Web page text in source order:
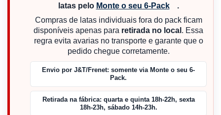
latas pelo Monte o seu 6-Pack
.
Compras de latas individuais fora do pack ficam
disponíveis apenas para retirada no local . Essa
regra evita avarias no transporte e garante que o
pedido chegue corretamente.
Envio por J&T/Frenet: somente via Monte o seu 6-
Pack.
Retirada na fábrica: quarta e quinta 18h-22h, sexta
18h-23h, sábado 14h-23h.